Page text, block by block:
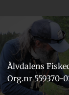
Älvdalens
Org.nr 559370-